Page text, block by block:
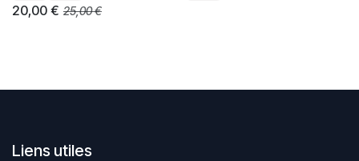
20,00 € 25,00€
Liens utiles